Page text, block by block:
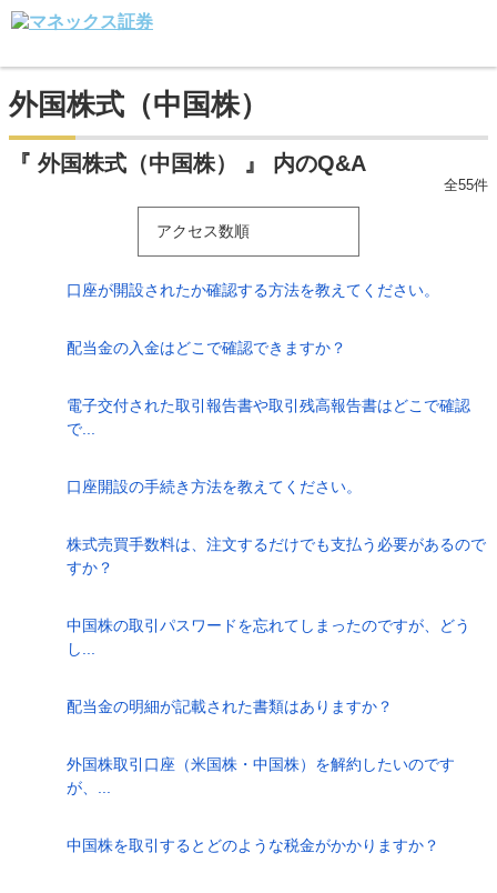
外国株式（中国株）
『 外国株式（中国株） 』 内のQ&A
全55件
アクセス数順
口座が開設されたか確認する方法を教えてください。
配当金の入金はどこで確認できますか？
電子交付された取引報告書や取引残高報告書はどこで確認
で...
口座開設の手続き方法を教えてください。
株式売買手数料は、注文するだけでも支払う必要があるので
すか？
中国株の取引パスワードを忘れてしまったのですが、どう
し...
配当金の明細が記載された書類はありますか？
外国株取引口座（米国株・中国株）を解約したいのです
が、...
中国株を取引するとどのような税金がかかりますか？